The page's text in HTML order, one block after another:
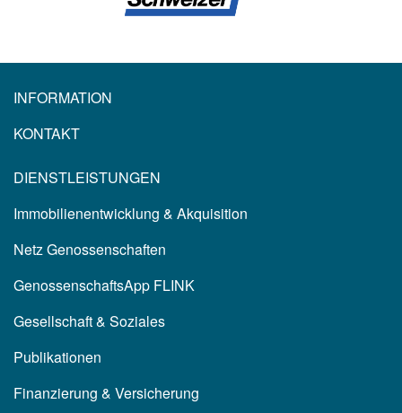
INFORMATION
KONTAKT
DIENSTLEISTUNGEN
Immobilienentwicklung & Akquisition
Netz Genossenschaften
GenossenschaftsApp FLINK
Gesellschaft & Soziales
Publikationen
Finanzierung & Versicherung